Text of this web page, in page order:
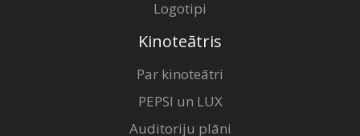
Logotipi
Kinoteātris
Par kinoteātri
PEPSI un LUX
Auditoriju plāni